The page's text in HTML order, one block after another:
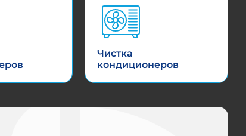
Чистка
кондиционеров